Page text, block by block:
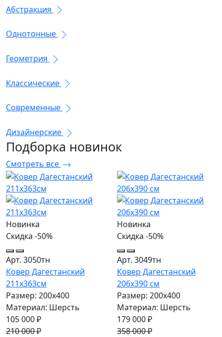
Абстракция
Однотонные
Геометрия
Классические
Современные
Дизайнерские
Подборка новинок
Смотреть все
Новинка
Скидка -50%
Арт. 3050тн
Ковер Дагестанский
211x363см
Размер: 200х400
Материал: Шерсть
105 000 ₽
210 000 ₽
Новинка
Скидка -50%
Арт. 3049тн
Ковер Дагестанский
206x390 см
Размер: 200х400
Материал: Шерсть
179 000 ₽
358 000 ₽